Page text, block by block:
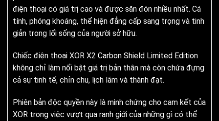
điện thoại có giá trị cao và được săn đón nhiều nhất. Cá
tính, phóng khoáng, thể hiện đẳng cấp sang trọng và tinh
giản trong lối sống của người sở hữu.
Chiếc điện thoại XOR X2 Carbon Shield Limited Edition
không chỉ làm nổi bật giá trị bản thân mà còn chứa đựng
cả sự tinh tế, chỉn chu, lịch lãm và thành đạt.
Phiên bản độc quyền này là minh chứng cho cam kết của
XOR trong việc vượt qua ranh giới của những gì có thể